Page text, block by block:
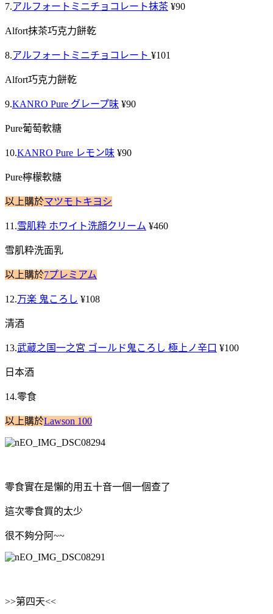
7.アルフォートミニチョコレート抹茶 ¥90
Alfort抹茶巧克力餅乾
8.アルフォートミニチョコレート ¥101
Alfort巧克力餅乾
9.KANRO Pure グレープ味 ¥90
Pure葡萄軟糖
10.KANRO Pure レモン味 ¥90
Pure檸檬軟糖
以上購於マツモトキヨシ
11.雪肌粋 ホワイト洗顔クリーム ¥460
雪肌粋洗面乳
以上購於7プレミアム
12.万楽 鬼ころし ¥108
清酒
13.武蔵之国一之宮 ゴールド鬼ころし 極上ノ辛口 ¥100
日本酒
14.零食
以上購於Lawson 100
零食實在是懶的用五十音一個一個查了
這次零食買的太少
很不夠分阿~~
>>第四天<<